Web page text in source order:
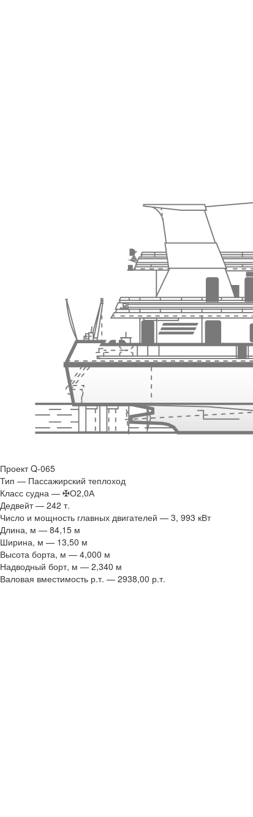
Проект Q-065
Тип — Пассажирский теплоход
Класс судна — ✠О2,0А
Дедвейт — 242 т.
Число и мощность главных двигателей — 3, 993 кВт
Длина, м — 84,15 м
Ширина, м — 13,50 м
Высота борта, м — 4,000 м
Надводный борт, м — 2,340 м
Валовая вместимость р.т. — 2938,00 р.т.